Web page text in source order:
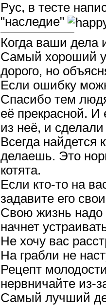
Рус, в тесте
"наследие"
Когда ваши дела
Самый хороший
дорого, но
Если ошибку
Спасибо тем
её прекрасной.
из неё, и
Всегда найдется
делаешь. Это
котята.
Если кто-то на
задавите его
Свою жизнь надо
начнет
Не хочу вас
На грабли не
Рецепт
нервничайте из-
Самый лучший